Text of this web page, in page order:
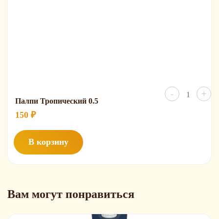
Палпи Тропический 0.5
150 ₽
- товара+
В корзину
Вам могут понравиться